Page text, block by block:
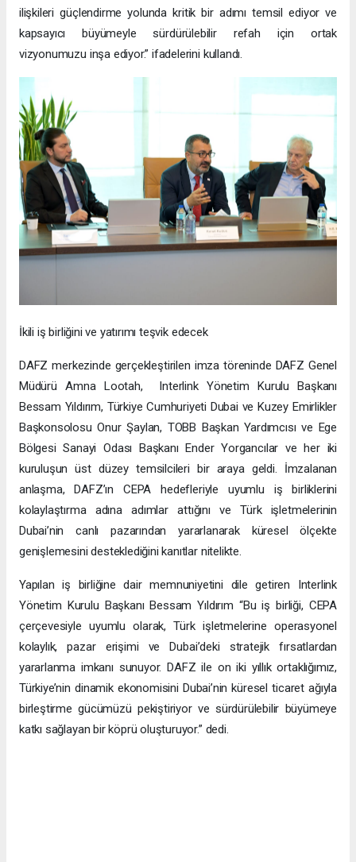
ilişkileri güçlendirme yolunda kritik bir adımı temsil ediyor ve
kapsayıcı büyümeyle sürdürülebilir refah için ortak
vizyonumuzu inşa ediyor.” ifadelerini kullandı.
İkili iş birliğini ve yatırımı teşvik edecek
DAFZ merkezinde gerçekleştirilen imza töreninde DAFZ Genel
Müdürü Amna Lootah, Interlink Yönetim Kurulu Başkanı
Bessam Yıldırım, Türkiye Cumhuriyeti Dubai ve Kuzey Emirlikler
Başkonsolosu Onur Şaylan, TOBB Başkan Yardımcısı ve Ege
Bölgesi Sanayi Odası Başkanı Ender Yorgancılar ve her iki
kuruluşun üst düzey temsilcileri bir araya geldi. İmzalanan
anlaşma, DAFZ’ın CEPA hedefleriyle uyumlu iş birliklerini
kolaylaştırma adına adımlar attığını ve Türk işletmelerinin
Dubai’nin canlı pazarından yararlanarak küresel ölçekte
genişlemesini desteklediğini kanıtlar nitelikte.
Yapılan iş birliğine dair memnuniyetini dile getiren Interlink
Yönetim Kurulu Başkanı Bessam Yıldırım “Bu iş birliği, CEPA
çerçevesiyle uyumlu olarak, Türk işletmelerine operasyonel
kolaylık, pazar erişimi ve Dubai’deki stratejik fırsatlardan
yararlanma imkanı sunuyor. DAFZ ile on iki yıllık ortaklığımız,
Türkiye’nin dinamik ekonomisini Dubai’nin küresel ticaret ağıyla
birleştirme gücümüzü pekiştiriyor ve sürdürülebilir büyümeye
katkı sağlayan bir köprü oluşturuyor.” dedi.